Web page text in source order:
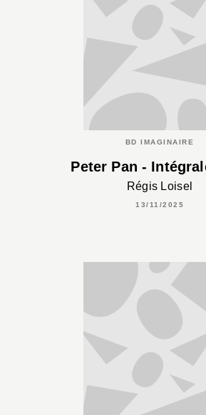
BD IMAGINAIRE
Peter Pan -
Régis Loisel
13/11/2025